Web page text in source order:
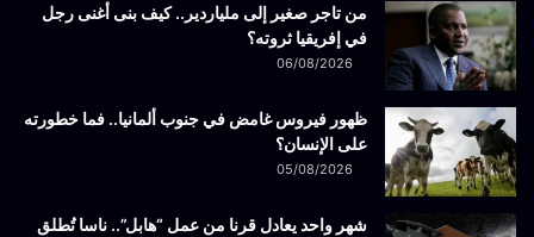
من تاجر صغير إلى ملياردير.. كيف بنى أغنى رجل
في إفريقيا ثروته؟
06/08/2026
ظهور فيروس غامض في جنوب ألمانيا.. فما خطورته
على الإنسان؟
05/08/2026
شهر واحد يعادل قرنا من عمل “هابل”.. ناسا تُطلق